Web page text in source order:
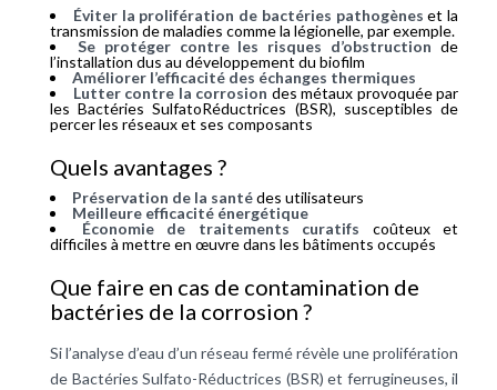
Éviter la prolifération de bactéries pathogènes et la
transmission de maladies comme la légionelle, par exemple.
Se protéger contre les risques d’obstructionde
l’installation dus au développement du biofilm
Améliorer l’efficacité des échanges thermiques
Lutter contre la corrosion des métaux provoquée par
les Bactéries SulfatoRéductrices (BSR), susceptibles de
percer les réseaux et ses composants
Quels avantages ?
Préservation de la santédes utilisateurs
Meilleure efficacité énergétique
Économie de traitements curatifs coûteux et
difficiles à mettre en œuvre dans les bâtiments occupés
Que faire en cas de contamination de
bactéries de la corrosion ?
Si l’analyse d’eau d’un réseau fermé révèle une prolifération
de Bactéries Sulfato-Réductrices (BSR) et ferrugineuses, il